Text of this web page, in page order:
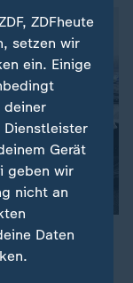
es in der
ZDFheute
setzen wir
ein. Einige
Dienstleister
Gerät
geben wir
nicht an
Daten